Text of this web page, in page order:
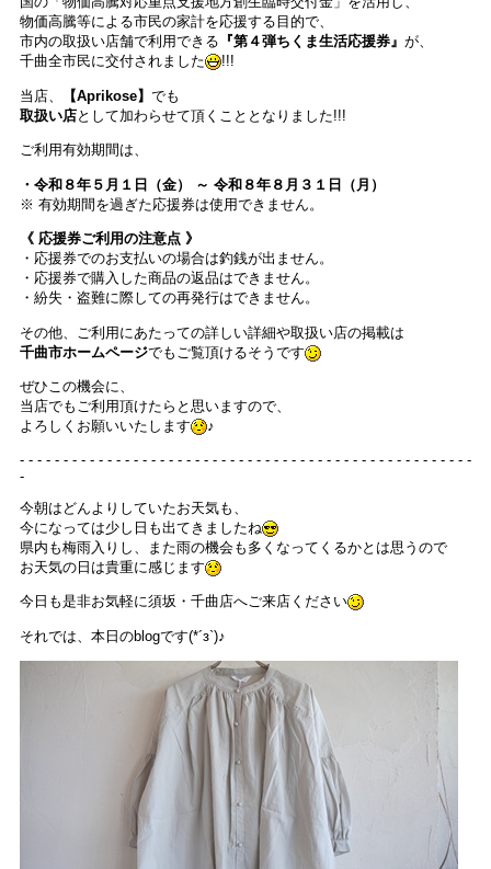
物価高騰等による市民の家計を応援する目的で、
市内の取扱い店舗で利用できる 『第４弾ちくま生活応援券』 が、
千曲全市民に交付されました
!!!
当店、 【Aprikose】 でも
取扱い店として加わらせて頂くこととなりました!!!
ご利用有効期間は、
・令和８年５月１日（金） ～ 令和８年８月３１日（月）
※ 有効期間を過ぎた応援券は使用できません。
《 応援券ご利用の注意点 》
・応援券でのお支払いの場合は釣銭が出ません。
・応援券で購入した商品の返品はできません。
・紛失・盗難に際しての再発行はできません。
その他、ご利用にあたっての詳しい詳細や取扱い店の掲載は
千曲市ホームページでもご覧頂けるそうです
ぜひこの機会に、
当店でもご利用頂けたらと思いますので、
よろしくお願いいたします
♪
- - - - - - - - - - - - - - - - - - - - - - - - - - - - - - - - - - - - - - - - - - - - - - - - - - - -
-
今朝はどんよりしていたお天気も、
今になっては少し日も出てきましたね
県内も梅雨入りし、また雨の機会も多くなってくるかとは思うので
お天気の日は貴重に感じます
今日も是非お気軽に須坂・千曲店へご来店ください
それでは、本日のblogです(*´з`)♪